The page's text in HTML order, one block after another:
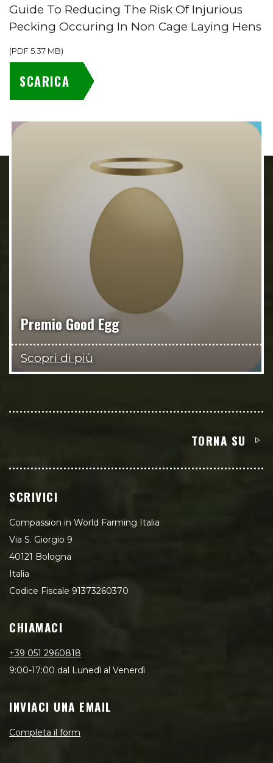
Guide To Reducing The Risk Of Injurious
Pecking Occuring In Non Cage Laying Hens
(PDF5.37 MB)
SCARICA
Premio Good Egg
Scopri di più
TORNA SU
SCRIVICI
Compassion in World Farming Italia
Via S. Giorgio 9
40121 Bologna
Italia
Codice Fiscale 91373260370
CHIAMACI
+39 051 2960818
9:00-17:00 dal Lunedì al Venerdì
INVIACI UNA EMAIL
Completa il form